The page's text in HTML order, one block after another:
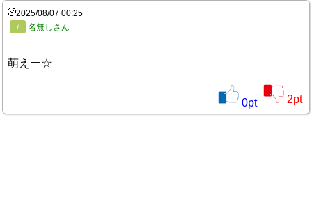
2025/08/07 00:25
7
名無しさん
萌えー☆
0pt 2pt